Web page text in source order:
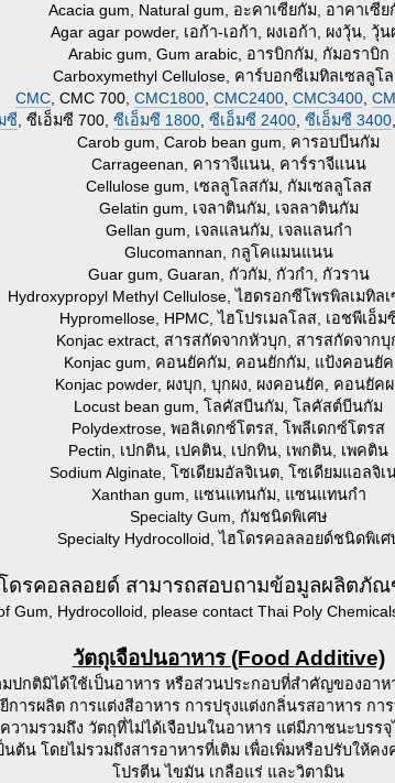
Acacia gum, Natural gum, อะคาเซียกัม, อาคาเซีย
Agar agar powder, เอก้า-เอก้า, ผงเอก้า, ผงวุ้น, วุ้น
Arabic gum, Gum arabic, อารบิกกัม, กัมอราบิก
Carboxymethyl Cellulose, คาร์บอกซีเมทิลเซลลูโ
CMC, CMC 700, CMC1800, CMC2400, CMC3400,
ซี, ซีเอ็มซี 700, ซีเอ็มซี 1800, ซีเอ็มซี 2400, ซีเอ็มซี 3400,
Carob gum, Carob bean gum, คารอบบีนกัม
Carrageenan, คาราจีแนน, คาร์ราจีแนน
Cellulose gum, เซลลูโลสกัม, กัมเซลลูโลส
Gelatin gum, เจลาตินกัม, เจลลาตินกัม
Gellan gum, เจลแลนกัม, เจลแลนกำ
Glucomannan, กลูโคแมนแนน
Guar gum, Guaran, กัวกัม, กัวกำ, กัวราน
Hydroxypropyl Methyl Cellulose, ไฮดรอกซีโพรพิลเมทิล
Hypromellose, HPMC, ไฮโปรเมลโลส, เอชพีเอ็ม
Konjac extract, สารสกัดจากหัวบุก, สารสกัดจากบุ
Konjac gum, คอนยัคกัม, คอนยักกัม, แป้งคอนยัค
Konjac powder, ผงบุก, บุกผง, ผงคอนยัค, คอนยัคผ
Locust bean gum, โลคัสบีนกัม, โลคัสต์บีนกัม
Polydextrose, พอลิเดกซ์โตรส, โพลีเดกซ์โตรส
Pectin, เปกติน, เปคติน, เปกทิน, เพกติน, เพคติน
Sodium Alginate, โซเดียมอัลจิเนต, โซเดียมแอลจิเ
Xanthan gum, แซนแทนกัม, แซนแทนกำ
Specialty Gum, กัมชนิดพิเศษ
Specialty Hydrocolloid, ไฮโดรคอลลอยด์ชนิดพิเศ
โดรคอลลอยด์ สามารถสอบถามข้อมูลผลิตภั
Gum, Hydrocolloid, please contact Thai Poly
วัตถุเจือปนอาหาร (Food Additive)
มปกติมิได้ใช้เป็นอาหาร หรือส่วนประกอบที่สำคัญของอ
การผลิต การแต่งสีอาหาร การปรุงแต่งกลิ่นรสอาหาร ก
ามรวมถึง วัตถุที่ไม่ได้เจือปนในอาหาร แต่มีภาชนะบรร
น โดยไม่รวมถึงสารอาหารที่เติม เพื่อเพิ่มหรือปรับให้ค
โปรตีน ไขมัน เกลือแร่ และวิตามิน